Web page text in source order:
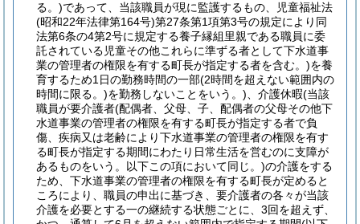
る。)であって、当該職員が現に監護するもの、児童福祉法
(昭和22年法律第164号)第27条第1項第3号の規定により同
法第6条の4第2号に規定する養子縁組里親である職員に委
託されている児童その他これらに準ずる者として下水道事
業の管理者の権限を有する町長が指定する者を含む。)を養
育するため1日の勤務時間の一部(2時間を超えない範囲内の
時間に限る。)を勤務しないことをいう。) 、介護休暇(当該
職員が要介護者(配偶者、父母、子、配偶者の父母その他下
水道事業の管理者の権限を有する町長が指定する者で負
傷、疾病又は老齢により下水道事業の管理者の権限を有す
る町長が指定する期間にわたり日常生活を営むのに支障が
あるものをいう。以下この項において同じ。)の介護をする
ため、下水道事業の管理者の権限を有する町長が定めると
ころにより、職員の申出に基づき、要介護者の各々が当該
介護を必要とする一の継続する状態ごとに、3回を超えず、